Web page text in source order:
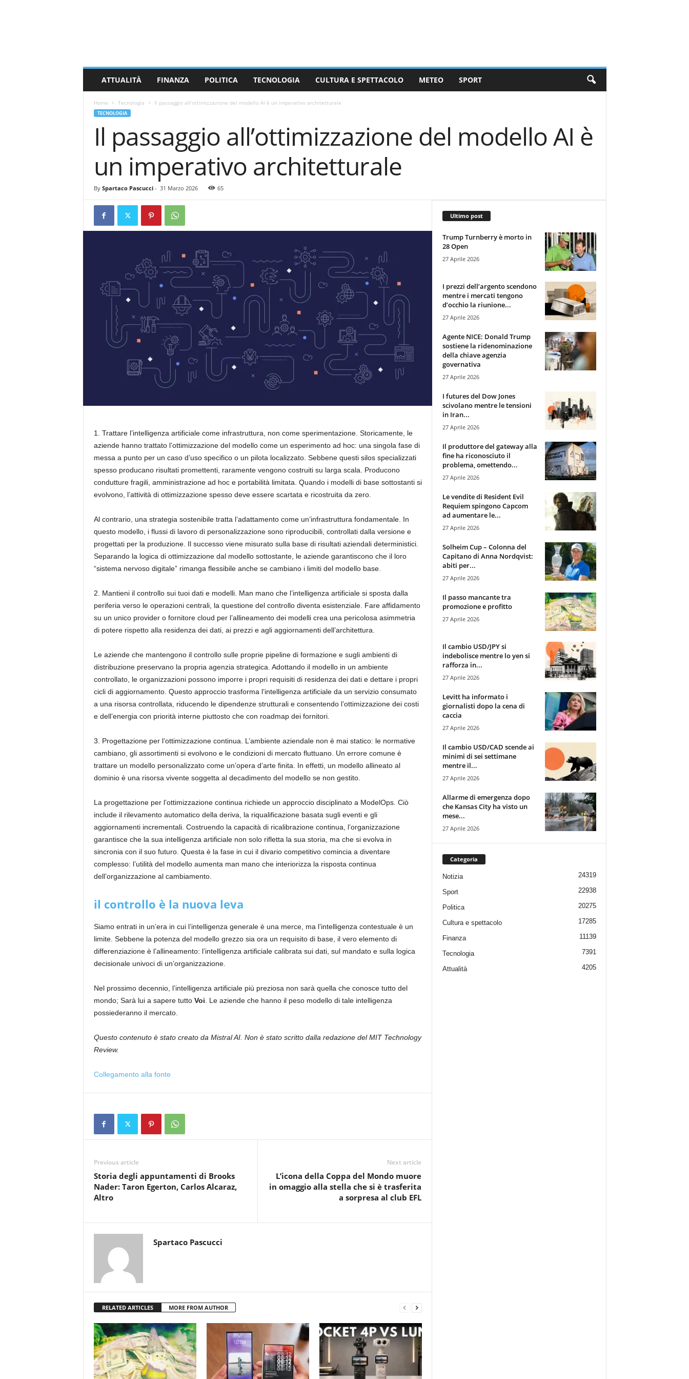
ATTUALITÀ FINANZA POLITICA TECNOLOGIA CULTURA E SPETTACOLO METEO SPORT
Home Tecnologia Il passaggio all’ottimizzazione del modello AI è un imperativo architetturale
TECNOLOGIA
Il passaggio all’ottimizzazione del modello AI è
un imperativo architetturale
By Spartaco Pascucci- 31 Marzo 2026 65
1. Trattare l’intelligenza artificiale come infrastruttura, non come sperimentazione. Storicamente, le
aziende hanno trattato l’ottimizzazione del modello come un esperimento ad hoc: una singola fase di
messa a punto per un caso d’uso specifico o un pilota localizzato. Sebbene questi silos specializzati
spesso producano risultati promettenti, raramente vengono costruiti su larga scala. Producono
condutture fragili, amministrazione ad hoc e portabilità limitata. Quando i modelli di base sottostanti si
evolvono, l’attività di ottimizzazione spesso deve essere scartata e ricostruita da zero.
Al contrario, una strategia sostenibile tratta l’adattamento come un’infrastruttura fondamentale. In
questo modello, i flussi di lavoro di personalizzazione sono riproducibili, controllati dalla versione e
progettati per la produzione. Il successo viene misurato sulla base di risultati aziendali deterministici.
Separando la logica di ottimizzazione dal modello sottostante, le aziende garantiscono che il loro
“sistema nervoso digitale” rimanga flessibile anche se cambiano i limiti del modello base.
2. Mantieni il controllo sui tuoi dati e modelli. Man mano che l’intelligenza artificiale si sposta dalla
periferia verso le operazioni centrali, la questione del controllo diventa esistenziale. Fare affidamento
su un unico provider o fornitore cloud per l’allineamento dei modelli crea una pericolosa asimmetria
di potere rispetto alla residenza dei dati, ai prezzi e agli aggiornamenti dell’architettura.
Le aziende che mantengono il controllo sulle proprie pipeline di formazione e sugli ambienti di
distribuzione preservano la propria agenzia strategica. Adottando il modello in un ambiente
controllato, le organizzazioni possono imporre i propri requisiti di residenza dei dati e dettare i propri
cicli di aggiornamento. Questo approccio trasforma l’intelligenza artificiale da un servizio consumato
a una risorsa controllata, riducendo le dipendenze strutturali e consentendo l’ottimizzazione dei costi
e dell’energia con priorità interne piuttosto che con roadmap dei fornitori.
3. Progettazione per l’ottimizzazione continua. L’ambiente aziendale non è mai statico: le normative
cambiano, gli assortimenti si evolvono e le condizioni di mercato fluttuano. Un errore comune è
trattare un modello personalizzato come un’opera d’arte finita. In effetti, un modello allineato al
dominio è una risorsa vivente soggetta al decadimento del modello se non gestito.
La progettazione per l’ottimizzazione continua richiede un approccio disciplinato a ModelOps. Ciò
include il rilevamento automatico della deriva, la riqualificazione basata sugli eventi e gli
aggiornamenti incrementali. Costruendo la capacità di ricalibrazione continua, l’organizzazione
garantisce che la sua intelligenza artificiale non solo rifletta la sua storia, ma che si evolva in
sincronia con il suo futuro. Questa è la fase in cui il divario competitivo comincia a diventare
complesso: l’utilità del modello aumenta man mano che interiorizza la risposta continua
dell’organizzazione al cambiamento.
il controllo è la nuova leva
Siamo entrati in un’era in cui l’intelligenza generale è una merce, ma l’intelligenza contestuale è un
limite. Sebbene la potenza del modello grezzo sia ora un requisito di base, il vero elemento di
differenziazione è l’allineamento: l’intelligenza artificiale calibrata sui dati, sul mandato e sulla logica
decisionale univoci di un’organizzazione.
Nel prossimo decennio, l’intelligenza artificiale più preziosa non sarà quella che conosce tutto del
mondo; Sarà lui a sapere tutto Voi . Le aziende che hanno il peso modello di tale intelligenza
possiederanno il mercato.
Questo contenuto è stato creato da Mistral AI. Non è stato scritto dalla redazione del MIT Technology
Review.
Collegamento alla fonte
Previous article
Storia degli appuntamenti di Brooks
Nader: Taron Egerton, Carlos Alcaraz,
Altro
Next article
L’icona della Coppa del Mondo muore
in omaggio alla stella che si è trasferita
a sorpresa al club EFL
Spartaco Pascucci
RELATED ARTICLES MORE FROM AUTHOR
Ultimo post
Trump Turnberry è morto in
28 Open
27 Aprile 2026
I prezzi dell’argento scendono
mentre i mercati tengono
d’occhio la riunione...
27 Aprile 2026
Agente NICE: Donald Trump
sostiene la ridenominazione
della chiave agenzia
governativa
27 Aprile 2026
I futures del Dow Jones
scivolano mentre le tensioni
in Iran...
27 Aprile 2026
Il produttore del gateway alla
fine ha riconosciuto il
problema, omettendo...
27 Aprile 2026
Le vendite di Resident Evil
Requiem spingono Capcom
ad aumentare le...
27 Aprile 2026
Solheim Cup – Colonna del
Capitano di Anna Nordqvist:
abiti per...
27 Aprile 2026
Il passo mancante tra
promozione e profitto
27 Aprile 2026
Il cambio USD/JPY si
indebolisce mentre lo yen si
rafforza in...
27 Aprile 2026
Levitt ha informato i
giornalisti dopo la cena di
caccia
27 Aprile 2026
Il cambio USD/CAD scende ai
minimi di sei settimane
mentre il...
27 Aprile 2026
Allarme di emergenza dopo
che Kansas City ha visto un
mese...
27 Aprile 2026
Categoria
Notizia 24319
Sport 22938
Politica 20275
Cultura e spettacolo 17285
Finanza 11139
Tecnologia 7391
Attualità 4205